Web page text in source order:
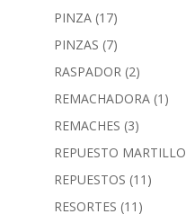
PINZA (17)
PINZAS (7)
RASPADOR (2)
REMACHADORA (1)
REMACHES (3)
REPUESTO MARTILLO
REPUESTOS (11)
RESORTES (11)